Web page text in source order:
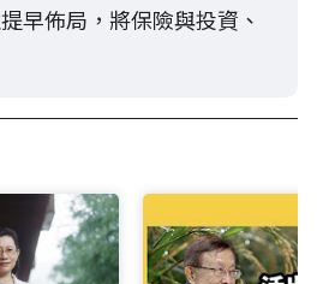
早佈局，將保險與投資、